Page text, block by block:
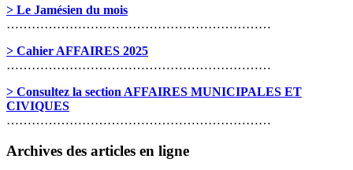
> Le Jamésien du mois
………………………………………………………
> Cahier AFFAIRES 2025
………………………………………………………
> Consultez la section AFFAIRES MUNICIPALES ET
CIVIQUES
………………………………………………………
Archives des articles en ligne